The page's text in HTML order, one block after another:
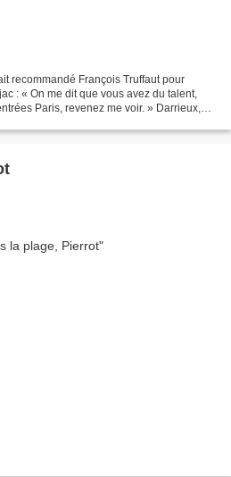
recommandé François Truffaut pour
: « On me dit que vous avez du talent,
Paris, revenez me voir. » Darrieux,